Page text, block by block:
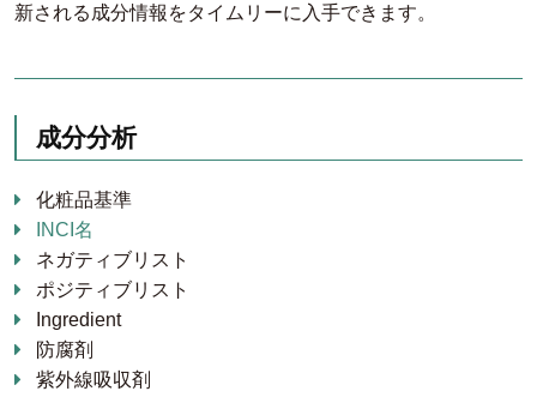
新される成分情報をタイムリーに入手できます。
成分分析
化粧品基準
INCI名
ネガティブリスト
ポジティブリスト
Ingredient
防腐剤
紫外線吸収剤